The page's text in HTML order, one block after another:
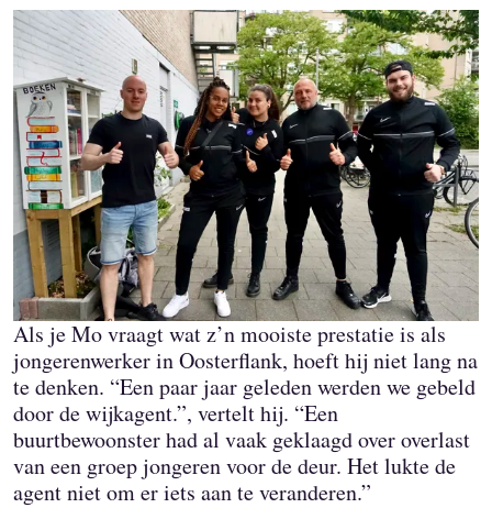
Als je Mo vraagt wat z’n mooiste prestatie is als
jongerenwerker in Oosterflank, hoeft hij niet lang na
te denken. “Een paar jaar geleden werden we gebeld
door de wijkagent.”, vertelt hij. “Een
buurtbewoonster had al vaak geklaagd over overlast
van een groep jongeren voor de deur. Het lukte de
agent niet om er iets aan te veranderen.”